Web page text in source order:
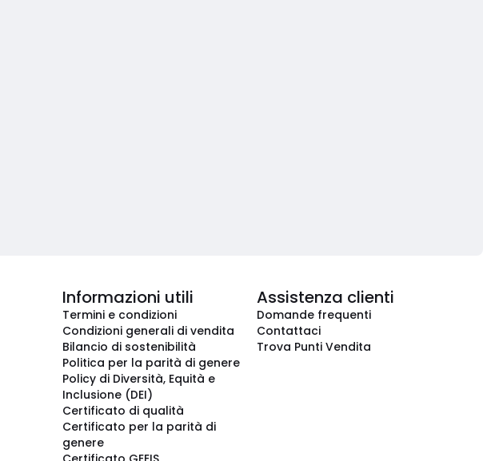
Informazioni utili
Termini e condizioni
Condizioni generali di vendita
Bilancio di sostenibilità
Politica per la parità di genere
Policy di Diversità, Equità e
Inclusione (DEI)
Certificato di qualità
Certificato per la parità di
genere
Assistenza clienti
Domande frequenti
Contattaci
Trova Punti Vendita